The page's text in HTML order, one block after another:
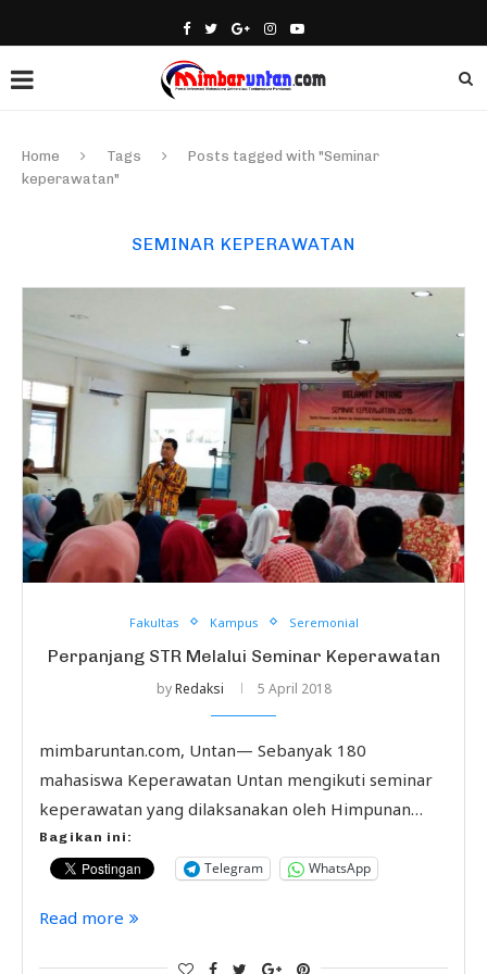
Home Tags
Posts tagged with "Seminar
keperawatan"
SEMINAR KEPERAWATAN
Fakultas Kampus Seremonial
Perpanjang STR Melalui Seminar Keperawatan
byRedaksi 5 April 2018
mimbaruntan.com, Untan— Sebanyak 180
mahasiswa Keperawatan Untan mengikuti seminar
keperawatan yang dilaksanakan oleh Himpunan…
Bagikan ini:
Telegram WhatsApp
Read more